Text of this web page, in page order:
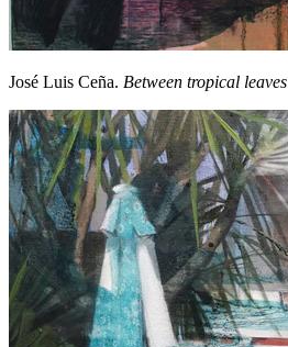
José Luis Ceña. Between tropical leaves